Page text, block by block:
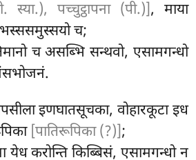
स्या.), पच्चुट्ठापना (पी.)], माया
च;
च असब्भि सन्थवो, एसामगन्धो
इणघातसूचका, वोहारकूटा इध
[पातिरूपिका (?)];
येध करोन्ति किब्बिसं, एसामगन्धो न